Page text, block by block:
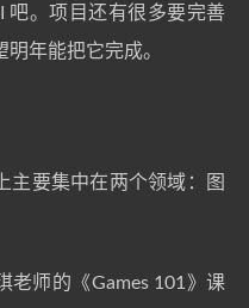
吧。项目还有很多要完善
年能把它完成。
主要集中在两个领域：图
老师的《Games 101》课